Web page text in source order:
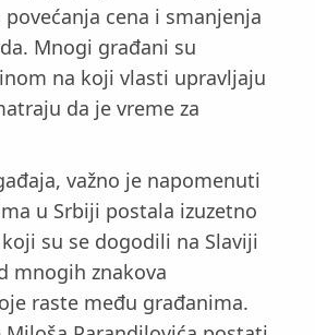
cena i smanjenja
Mnogi građani su
na koji vlasti upravljaju
da je vreme za
važno je napomenuti
u Srbiji postala izuzetno
su se dogodili na Slaviji
mnogih znakova
raste među građanima.